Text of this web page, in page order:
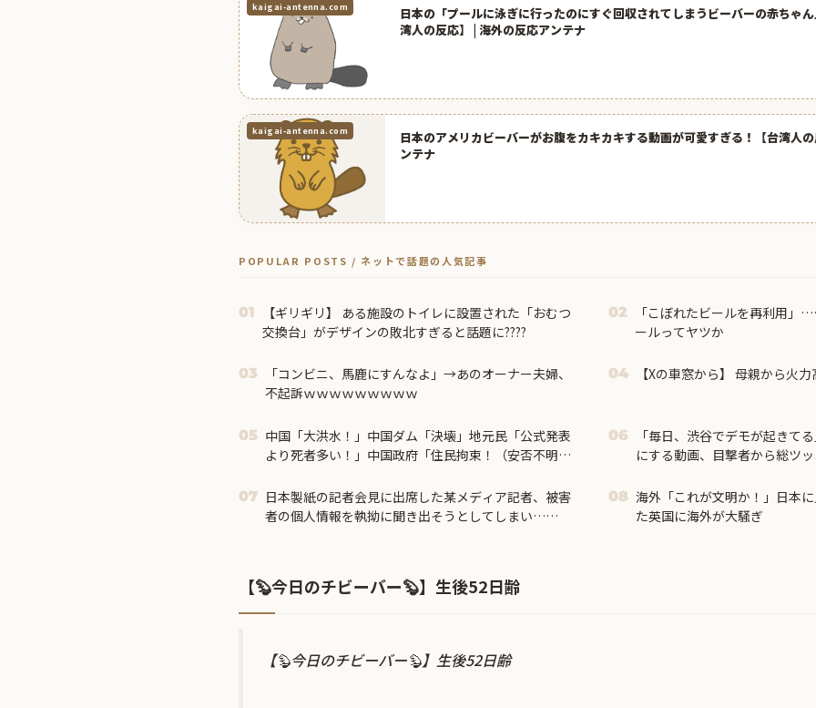
kaigai-antenna.com
日本の「プールに泳ぎに行ったのにすぐ回収されてしまうビーバーの赤ちゃ
湾人の反応】 | 海外の反応アンテナ
kaigai-antenna.com
日本のアメリカビーバーがお腹をカキカキする動画が可愛すぎる！【台湾人
ンテナ
POPULAR POSTS / ネットで話題の人気記事
01
【ギリギリ】 ある施設のトイレに設置された「おむつ
交換台」がデザインの敗北すぎると話題に????
02
「こぼれたビールを再利用」
ールってヤツか
03
「コンビニ、馬鹿にすんなよ」→あのオーナー夫婦、
不起訴ｗｗｗｗｗｗｗｗｗ
04 【Xの車窓から】 母親から火
05 中国「大洪水！」中国ダム「決壊」地元民「公式発表
より死者多い！」中国政府「住民拘束！（安否不明」
近中」→
06
「毎日、渋谷でデモが起きて
にする動画、目撃者から総ツ
07 日本製紙の記者会見に出席した某メディア記者、被害
者の個人情報を執拗に聞き出そうとしてしまい……
08 海外「これが文明か！」日本
た英国に海外が大騒ぎ
【🦫今日のチビーバー🦫】生後52日齢
【🦫今日のチビーバー🦫】生後52日齢